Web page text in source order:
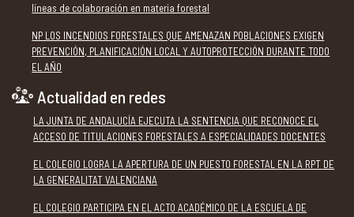
líneas de colaboración en materia forestal
NP LOS INCENDIOS FORESTALES QUE AMENAZAN POBLACIONES EXIGEN
PREVENCIÓN, PLANIFICACIÓN LOCAL Y AUTOPROTECCIÓN DURANTE TODO
EL AÑO
Actualidad en redes
LA JUNTA DE ANDALUCÍA EJECUTA LA SENTENCIA QUE RECONOCE EL
ACCESO DE TITULACIONES FORESTALES A ESPECIALIDADES DOCENTES
EL COLEGIO LOGRA LA APERTURA DE UN PUESTO FORESTAL EN LA RPT DE
LA GENERALITAT VALENCIANA
EL COLEGIO PARTICIPA EN EL ACTO ACADÉMICO DE LA ESCUELA DE